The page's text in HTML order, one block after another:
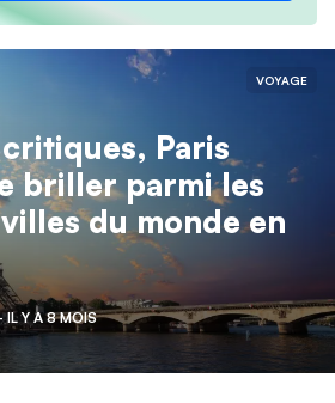
VOYAGE
Paris
briller parmi les
du monde en
IL Y A 8 MOIS